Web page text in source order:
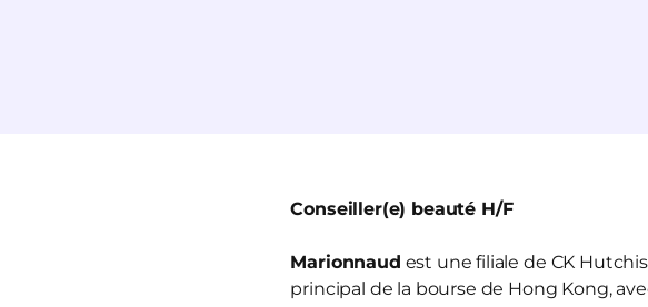
Conseiller(e) beauté H/F
Marionnaud est une filiale de CK
principal de la bourse de Hong Kong,